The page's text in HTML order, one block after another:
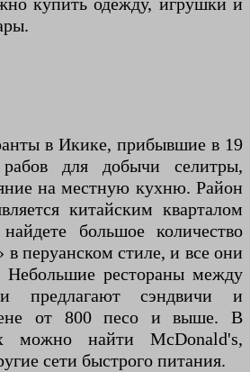
в Икике, прибывшие в 19
для добычи селитры,
на местную кухню. Район
китайским кварталом
большое количество
в перуанском стиле, и все они
Небольшие рестораны между
предлагают сэндвичи и
от 800 песо и выше. В
можно найти McDonald's,
сети быстрого питания.